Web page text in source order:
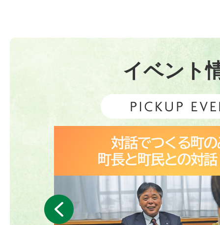
置します
2026年07月29日
令和8年度大木町職員採用試験
2026年07月29日
広報おおき8月号（2026No.545)
2026年07月28日
イベント
前へ